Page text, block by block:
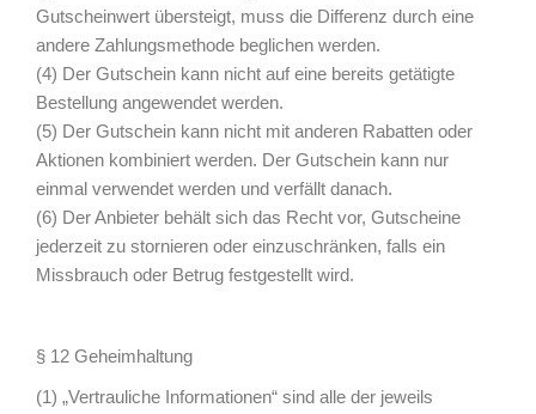
Gutscheinwert übersteigt, muss die Differenz durch eine
andere Zahlungsmethode beglichen werden.
(4) Der Gutschein kann nicht auf eine bereits getätigte
Bestellung angewendet werden.
(5) Der Gutschein kann nicht mit anderen Rabatten oder
Aktionen kombiniert werden. Der Gutschein kann nur
einmal verwendet werden und verfällt danach.
(6) Der Anbieter behält sich das Recht vor, Gutscheine
jederzeit zu stornieren oder einzuschränken, falls ein
Missbrauch oder Betrug festgestellt wird.
§ 12 Geheimhaltung
(1) „Vertrauliche Informationen“ sind alle der jeweils